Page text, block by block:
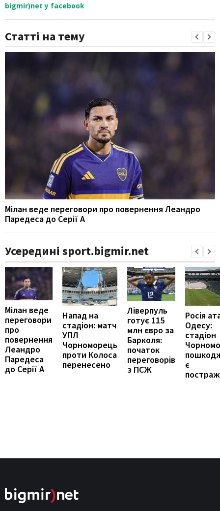
bigmir)net у facebook
Статті на тему
Мілан веде переговори про повернення Леандро
Паредеса до Серії А
Усередині sport.bigmir.net
Мілан веде
переговори
про
повернення
Леандро
Паредеса
до Серії А
Напад на
стадіон: матч
УПЛ
Чорноморець
проти Колоса
перенесено
Ліверпуль
готує 115
млн євро за
Барколя:
початок
переговорів
з ПСЖ
Росія
Одесу:
стадіон
є